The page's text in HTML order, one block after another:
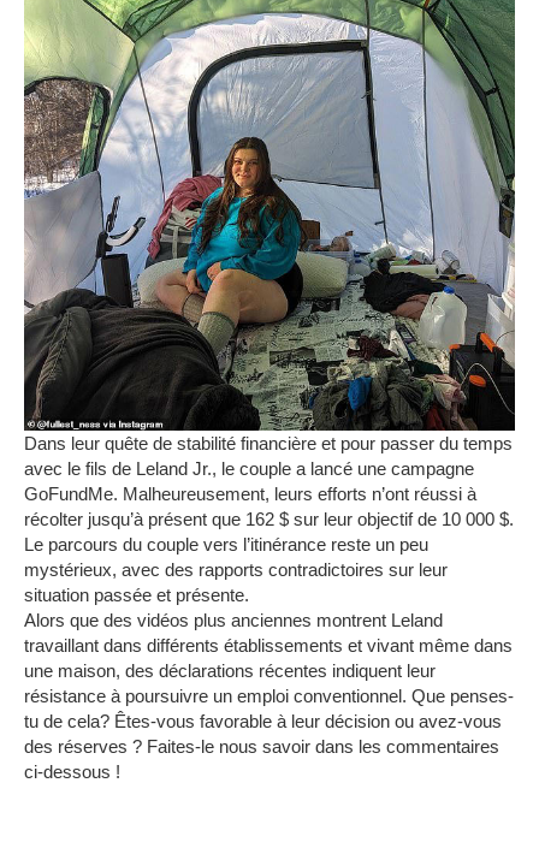
Dans leur quête de stabilité financière et pour passer du temps
avec le fils de Leland Jr., le couple a lancé une campagne
GoFundMe. Malheureusement, leurs efforts n’ont réussi à
récolter jusqu’à présent que 162 $ sur leur objectif de 10 000 $.
Le parcours du couple vers l’itinérance reste un peu
mystérieux, avec des rapports contradictoires sur leur
situation passée et présente.
Alors que des vidéos plus anciennes montrent Leland
travaillant dans différents établissements et vivant même dans
une maison, des déclarations récentes indiquent leur
résistance à poursuivre un emploi conventionnel. Que penses-
tu de cela? Êtes-vous favorable à leur décision ou avez-vous
des réserves ? Faites-le nous savoir dans les commentaires
ci-dessous !